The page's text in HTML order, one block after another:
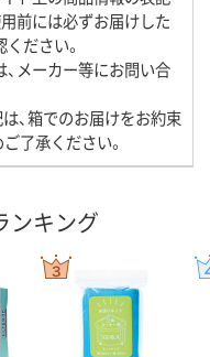
前には必ずお届けした
ださい。
メーカー等にお問い合
は、箱でのお届けをお約束
了承ください。
ンキング